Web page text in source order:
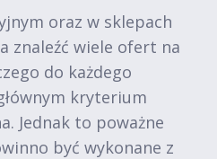
oraz w sklepach
znaleźć wiele ofert na
do każdego
kryterium
Jednak to poważne
być wykonane z